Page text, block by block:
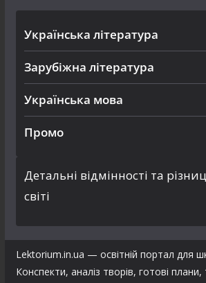
Українська література
Зарубіжна література
Українська мова
Промо
Детальні відмінності та
світі
Lektorium.in.ua — освітній портал для
Конспекти, аналіз творів, готові плани,